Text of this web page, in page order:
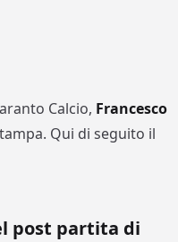
Calcio, Francesco
Qui di seguito il
post partita di